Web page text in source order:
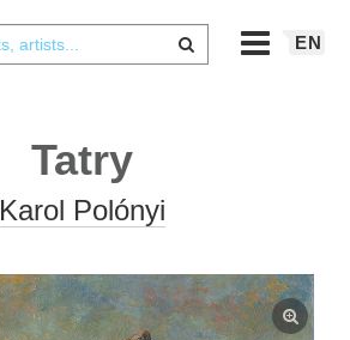
EN
Tatry
Karol Polónyi